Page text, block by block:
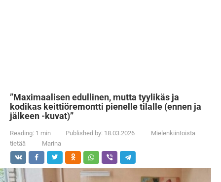
”Maximaalisen edullinen, mutta tyylikäs ja
kodikas keittiöremontti pienelle tilalle (ennen ja
jälkeen -kuvat)”
Reading: 1 min Published by: 18.03.2026
Mielenkiintoista
tietää
Marina